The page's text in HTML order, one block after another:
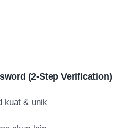
(2-Step Verification)
kuat & unik